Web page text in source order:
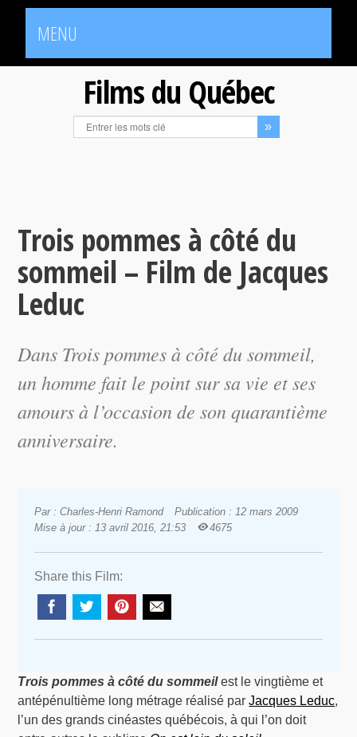
MENU
Films du Québec
Trois pommes à côté du
sommeil – Film de Jacques
Leduc
Dans Trois pommes à côté du sommeil,
un homme fait le point sur sa vie et ses
amours à l’occasion de son quarantième
anniversaire.
Par : Charles-Henri Ramond
Publication : 12 mars 2009
Mise à jour : 13 avril 2016, 21:53
4675
Share this Film:
Trois pommes à côté du sommeilest le vingtième et
antépénultième long métrage réalisé parJacques Leduc,
l’un des grands cinéastes québécois, à qui l’on doit